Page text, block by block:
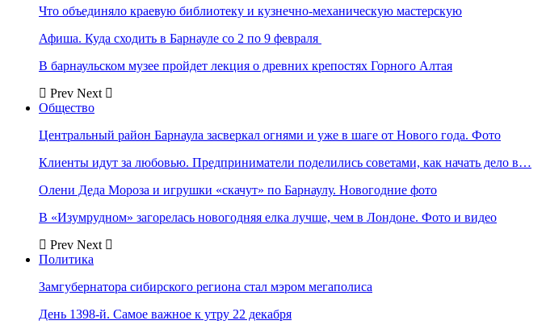
Что объединяло краевую библиотеку и кузнечно-механическую мастерскую
Афиша. Куда сходить в Барнауле со 2 по 9 февраля
В барнаульском музее пройдет лекция о древних крепостях Горного Алтая
Prev Next
Общество
Центральный район Барнаула засверкал огнями и уже в шаге от Нового года. Фото
Клиенты идут за любовью. Предприниматели поделились советами, как начать дело в…
Олени Деда Мороза и игрушки «скачут» по Барнаулу. Новогодние фото
В «Изумрудном» загорелась новогодняя елка лучше, чем в Лондоне. Фото и видео
Prev Next
Политика
Замгубернатора сибирского региона стал мэром мегаполиса
День 1398-й. Самое важное к утру 22 декабря